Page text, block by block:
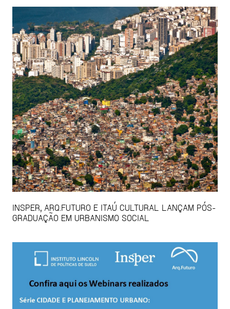
INSPER, ARQ.FUTURO E ITAÚ CULTURAL LANÇAM PÓS-
GRADUAÇÃO EM URBANISMO SOCIAL